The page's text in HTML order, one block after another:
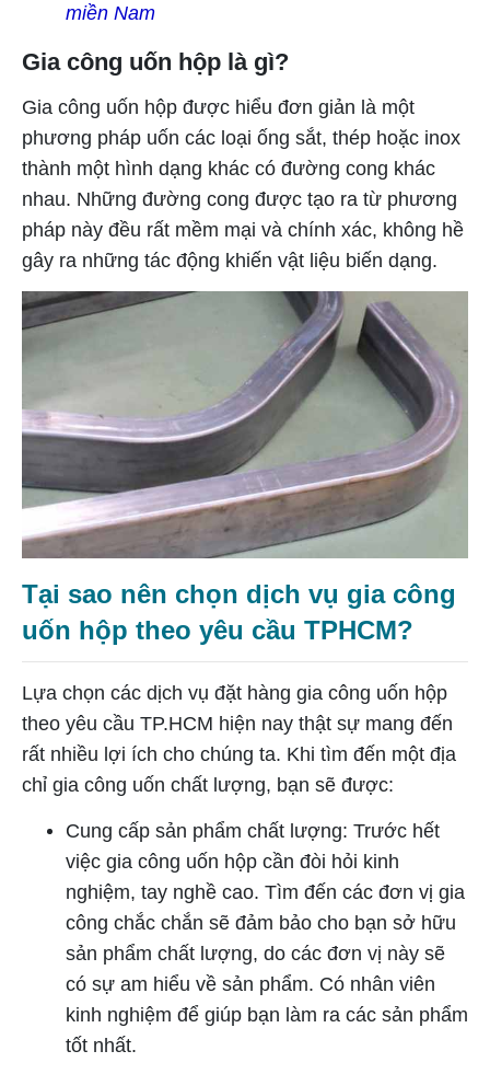
miền Nam
Gia công uốn hộp là gì?
Gia công uốn hộp được hiểu đơn giản là một
phương pháp uốn các loại ống sắt, thép hoặc inox
thành một hình dạng khác có đường cong khác
nhau. Những đường cong được tạo ra từ phương
pháp này đều rất mềm mại và chính xác, không hề
gây ra những tác động khiến vật liệu biến dạng.
Tại sao nên chọn dịch vụ gia công
uốn hộp theo yêu cầu TPHCM?
Lựa chọn các dịch vụ đặt hàng gia công uốn hộp
theo yêu cầu TP.HCM hiện nay thật sự mang đến
rất nhiều lợi ích cho chúng ta. Khi tìm đến một địa
chỉ gia công uốn chất lượng, bạn sẽ được:
Cung cấp sản phẩm chất lượng: Trước hết
việc gia công uốn hộp cần đòi hỏi kinh
nghiệm, tay nghề cao. Tìm đến các đơn vị gia
công chắc chắn sẽ đảm bảo cho bạn sở hữu
sản phẩm chất lượng, do các đơn vị này sẽ
có sự am hiểu về sản phẩm. Có nhân viên
kinh nghiệm để giúp bạn làm ra các sản phẩm
tốt nhất.